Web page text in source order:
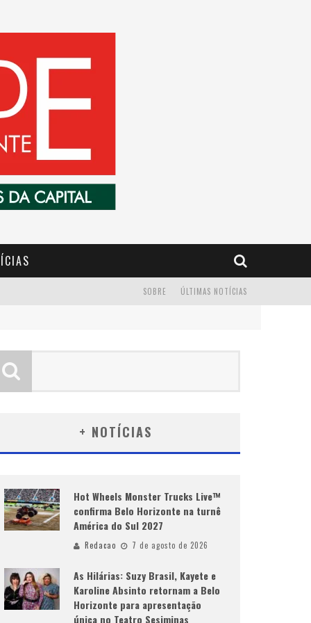
ÚLTIMAS NOTÍCIAS
SOBRE
+ NOTÍCIAS
Hot Wheels Monster Trucks Live™
confirma Belo Horizonte na turnê
América do Sul 2027
Redacao 7 de agosto de 2026
As Hilárias: Suzy Brasil, Kayete e
Karoline Absinto retornam a Belo
Horizonte para apresentação
única no Teatro Sesiminas